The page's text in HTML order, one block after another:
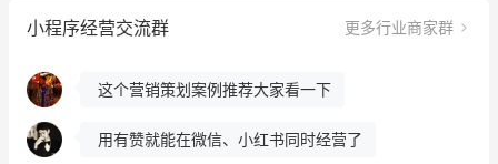
小程序经营交流群 更多行业商家群
冰墩墩货源充足需要的联系我
这个营销策划案例推荐大家看一下
用有赞就能在微信、小红书同时经营了